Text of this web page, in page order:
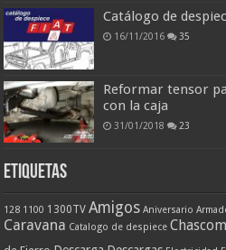
Catálogo de
16/11/2016 35
Reformar tensor
con la caja
31/01/2018 23
ETIQUETAS
128 1100 1300TV Amigos Aniversario
Caravana Catalogo de despiece